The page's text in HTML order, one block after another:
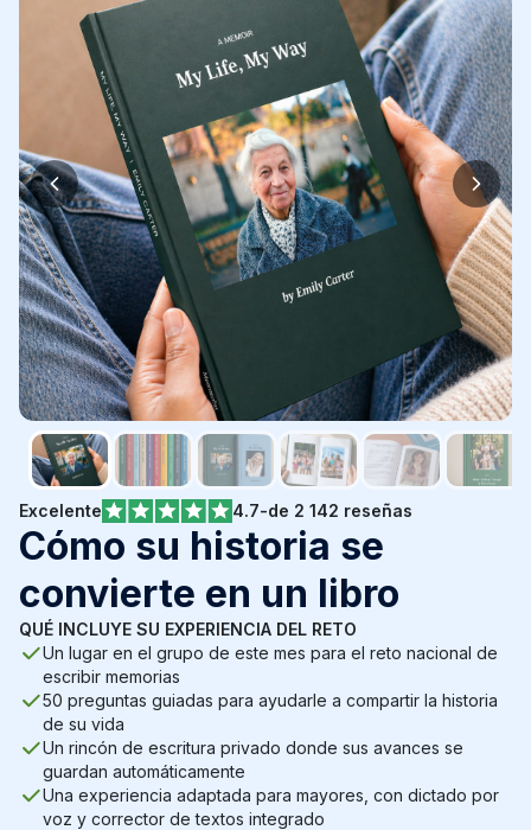
Excelente 4.7-de 2 142 reseñas
Cómo su historia se
convierte en un libro
QUÉ INCLUYE SU EXPERIENCIA DEL RETO
Un lugar en el grupo de este mes para el reto nacional de
escribir memorias
50 preguntas guiadas para ayudarle a compartir la historia
de su vida
Un rincón de escritura privado donde sus avances se
guardan automáticamente
Una experiencia adaptada para mayores, con dictado por
voz y corrector de textos integrado